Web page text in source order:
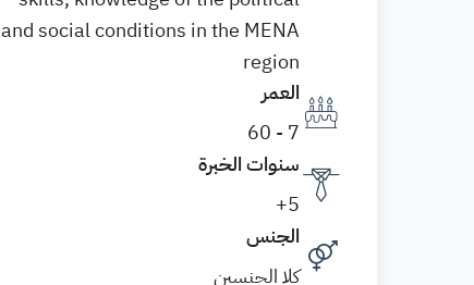
and social conditions in the MENA
region
العمر
7 - 60
سنوات الخبرة
5+
الجنس
كلا الجنسين